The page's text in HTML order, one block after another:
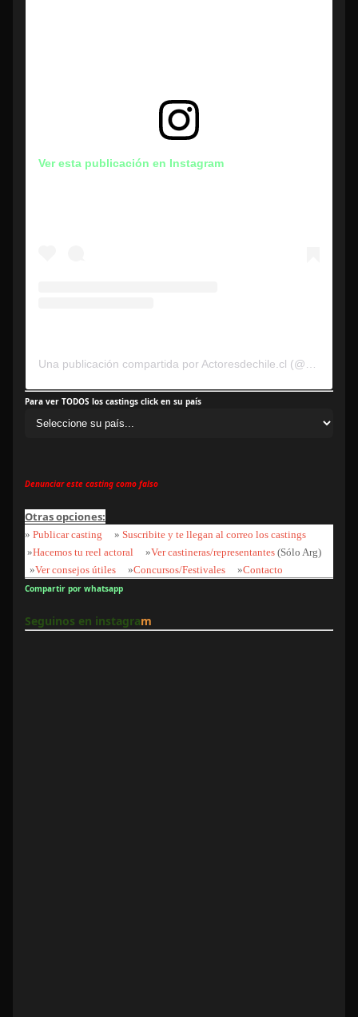
Ver esta publicación en Instagram
Para ver TODOS los castings click en su país
Denunciar este casting como falso
Otras opciones:
» Publicar casting » Suscribite y te llegan al correo los castings
»Hacemos tu reel actoral »Ver castineras/representantes (Sólo Arg)
»Ver consejos útiles »Concursos/Festivales »Contacto
Compartir por whatsapp
Seguinos en instagram